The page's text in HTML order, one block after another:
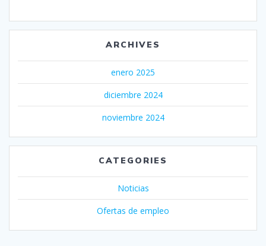
ARCHIVES
enero 2025
diciembre 2024
noviembre 2024
CATEGORIES
Noticias
Ofertas de empleo